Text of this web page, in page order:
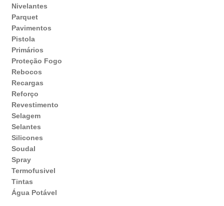
Nivelantes
Parquet
Pavimentos
Pistola
Primários
Proteção Fogo
Rebocos
Recargas
Reforço
Revestimento
Selagem
Selantes
Silicones
Soudal
Spray
Termofusivel
Tintas
Água Potável